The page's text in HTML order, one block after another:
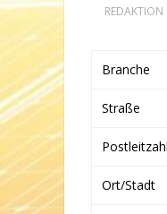
REDAKTION
Branche
Straße
Postleitzahl
Ort/Stadt